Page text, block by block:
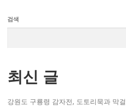
검색
최신 글
강원도 구룡령 감자전, 도토리묵과 막